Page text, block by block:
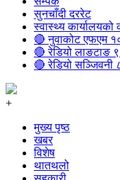
सुनचाँदी दररेट
स्वास्थ्य
🔴 नुवाकोट एफएम
🔴 रेडियो लाङटाङ
🔴 रेडियो सञ्जिवनी
+
मुख्य पृष्ठ
खबर
विशेष
थातथलो